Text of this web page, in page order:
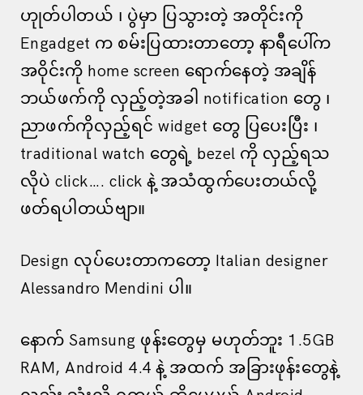
ဟုုတ်ပါတယ် ၊ ပွဲမှာ ပြသွားတဲ့ အတိုင်းကို
Engadget က စမ်းပြထားတာတော့ နာရီပေါ်က
အဝိုင်းကို home screen ရောက်နေတဲ့ အချိန်
ဘယ်ဖက်ကို လှည့်တဲ့အခါ notification တွေ ၊
ညာဖက်ကိုလှည့်ရင် widget တွေ ပြပေးပြီး ၊
traditional watch တွေရဲ့ bezel ကို လှည့်ရသ
လိုပဲ click…. click နဲ့ အသံထွက်ပေးတယ်လို့
ဖတ်ရပါတယ်ဗျာ။
Design လုပ်ပေးတာကတော့ Italian designer
Alessandro Mendini ပါ။
နောက် Samsung ဖုန်းတွေမှ မဟုတ်ဘူး 1.5GB
RAM, Android 4.4 နဲ့ အထက် အခြားဖုန်းတွေနဲ့